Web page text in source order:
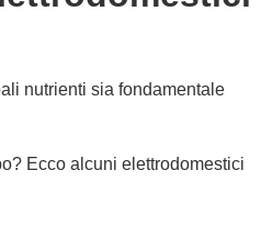
nutrienti sia fondamentale
Ecco alcuni elettrodomestici